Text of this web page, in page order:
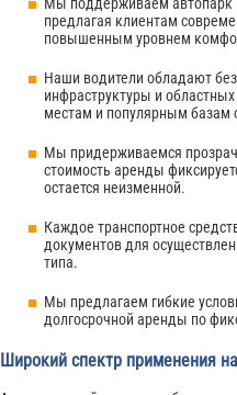
Мы поддерживаем автопарк
предлагая клиентам
повышенным уровнем
Наши водители обладают
инфраструктуры и
местам и популярным базам
Мы придерживаемся
стоимость аренды
остается неизменной.
Каждое транспортное
документов для
типа.
Мы предлагаем гибкие
долгосрочной аренды по
Широкий спектр применения